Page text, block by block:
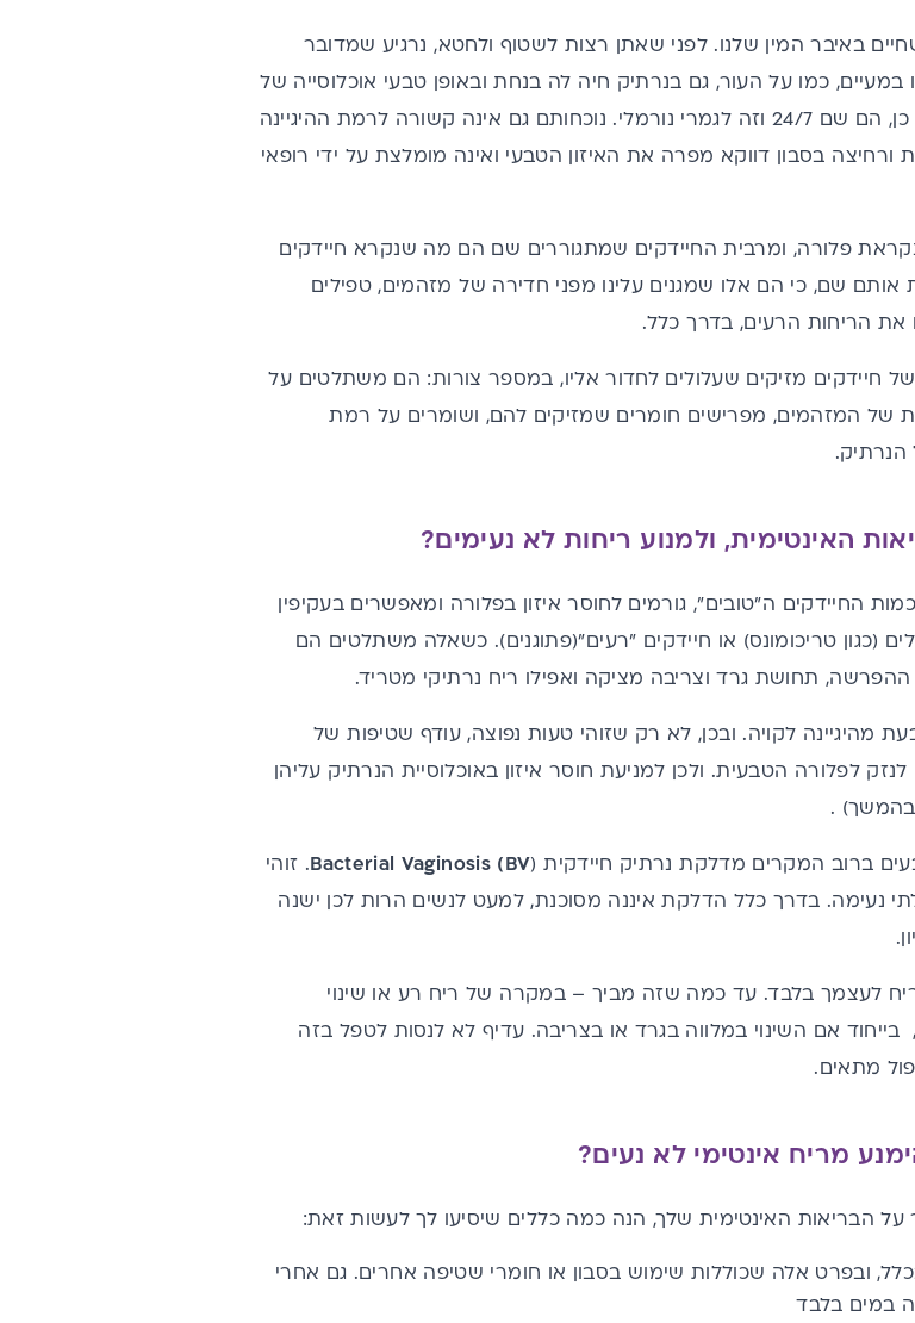
באיבר המין שלנו. לפני שאתן רצות לשטוף ולחטא, נרגיע שמדובר
במעיים, כמו על העור, גם בנרתיק חיה לה בנחת ובאופן טבעי אוכלוסייה של
חיידקים, פטריות ואורגניזמים נוספים. כן, הם שם 24/7 וזה לגמרי נורמלי. נוכחותם גם אינה קשורה לרמת ההיגיינה
ורחיצה בסבון דווקא מפרה את האיזון הטבעי ואינה מומלצת על ידי רופאי
פלורה, ומרבית החיידקים שמתגוררים שם הם מה שנקרא חיידקים
אותם שם, כי הם אלו שמגנים עלינו מפני חדירה של מזהמים, טפילים
את הריחות הרעים, בדרך כלל.
חיידקים מזיקים שעלולים לחדור אליו, במספר צורות: הם משתלטים על
של המזהמים, מפרישים חומרים שמזיקים להם, ושומרים על רמת
האינטימית, ולמנוע ריחות לא נעימים?
החיידקים ה"טובים", גורמים לחוסר איזון בפלורה ומאפשרים בעקיפין
(כגון טריכומונס) או חיידקים "רעים"(פתוגנים). כשאלה משתלטים הם
ההפרשה, תחושת גרד וצריבה מציקה ואפילו ריח נרתיקי מטריד.
מהיגיינה לקויה. ובכן, לא רק שזוהי טעות נפוצה, עודף שטיפות של
לפלורה הטבעית. ולכן למניעת חוסר איזון באוכלוסיית הנרתיק עליהן
בהמשך) .
ברוב המקרים מדלקת נרתיק חיידקית (Bacterial Vaginosis (BV. זוהי
נעימה. בדרך כלל הדלקת איננה מסוכנת, למעט לנשים הרות לכן ישנה
לעצמך בלבד. עד כמה שזה מביך – במקרה של ריח רע או שינוי
אם השינוי במלווה בגרד או בצריבה. עדיף לא לנסות לטפל בזה
מתאים.
מריח אינטימי לא נעים?
על הבריאות האינטימית שלך, הנה כמה כללים שיסיעו לך לעשות זאת:
ובפרט אלה שכוללות שימוש בסבון או חומרי שטיפה אחרים. גם אחרי
במים בלבד